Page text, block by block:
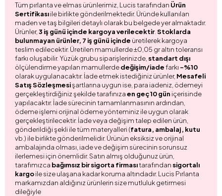
Tüm pırlanta ve elmas ürünlerimiz, Lucis tarafından Ürün
Sertifikasıile birlikte gönderilmektedir. Üründe kullanılan
maden ve taş bilgileri detaylı olarak bu belgede yer almaktadır.
Ürünler,3 iş günü içinde kargoya verilecektir. Stoklarda
bulunmayan ürünler, 7 iş günü içinde üretilerek kargoya
teslim edilecektir. Üretilen mamullerde ±0,05 gr altın toleransı
farkı oluşabilir. Yüzük grubu siparişlerinizde, standart dışı
ölçülendirme yapılan mamullerdedeğişim/iadefarkı -%10
olarak uygulanacaktır. İade etmek istediğiniz ürünler, Mesafeli
Satış Sözleşmesişartlarına uygun ise, para iadeniz, ödemeyi
gerçekleştirdiğiniz şekilde tarafınızaen geç 10 gün içerisinde
yapılacaktır. İade sürecinin tamamlanmasının ardından,
ödeme işlemi orijinal ödeme yönteminiz ile uygun olarak
gerçekleştirilecektir. İade veya değişim talep edilen ürün,
gönderildiği şekli ile tüm materyalleri (fatura, ambalaj, kutu
vb.) ile birlikte gönderilmelidir. Ürünün eksiksiz ve orijinal
ambalajında olması, iade ve değişim sürecinin sorunsuz
ilerlemesi için önemlidir. Satın almış olduğunuz ürün,
tarafımızca bağımsız bir sigorta firmasıtarafından sigortalı
kargoile size ulaşana kadar koruma altındadır. Lucis Pırlanta
markamızdan aldığınız ürünlerin size mutluluk getirmesi
dileğiyle